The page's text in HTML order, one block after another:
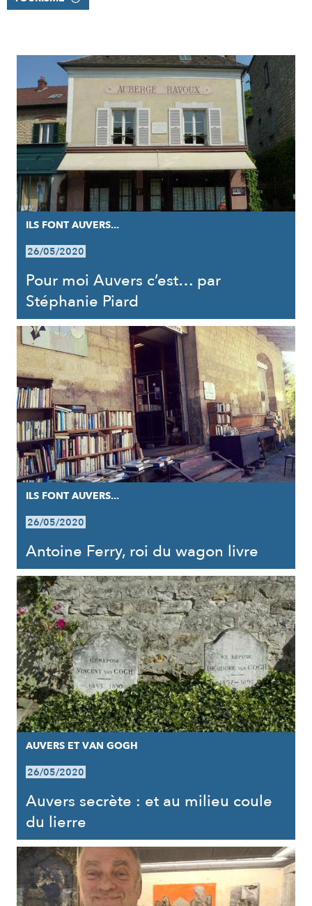
RÉSULTATS
ILS FONT AUVERS...
26/05/2020
Pour moi Auvers c’est… par
Stéphanie Piard
ILS FONT AUVERS...
26/05/2020
Antoine Ferry, roi du wagon livre
AUVERS ET VAN GOGH
26/05/2020
Auvers secrète : et au milieu coule
du lierre